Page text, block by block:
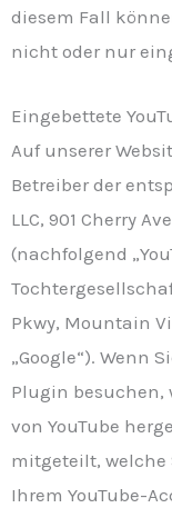
diesem Fall
nicht oder nur
Eingebettete
Auf unserer
Betreiber der
LLC, 901 Cherry
(nachfolgend
Pkwy, Mountain
„Google“). Wenn
Plugin besuchen,
von YouTube
mitgeteilt, welche
Ihrem YouTube-